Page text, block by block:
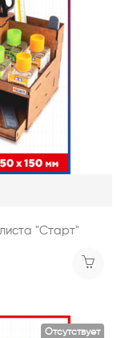
"Старт"
Отсутствует